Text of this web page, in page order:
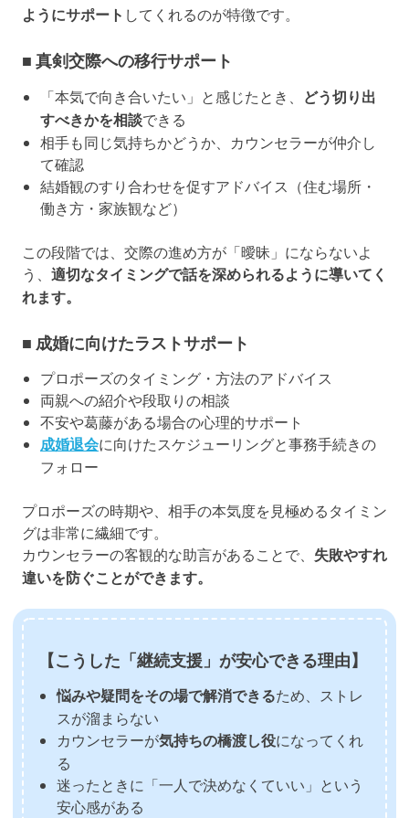
ようにサポート してくれるのが特徴です。
■ 真剣交際への移行サポート
「本気で向き合いたい」と感じたとき、 どう切り出
すべきかを相談できる
相手も同じ気持ちかどうか、カウンセラーが仲介し
て確認
結婚観のすり合わせを促すアドバイス（住む場所・
働き方・家族観など）
この段階では、交際の進め方が「曖昧」にならないよ
う、 適切なタイミングで話を深められるように導いてく
れます。
■ 成婚に向けたラストサポート
プロポーズのタイミング・方法のアドバイス
両親への紹介や段取りの相談
不安や葛藤がある場合の心理的サポート
成婚退会に向けたスケジューリングと事務手続きの
フォロー
プロポーズの時期や、相手の本気度を見極めるタイミン
グは非常に繊細です。
カウンセラーの客観的な助言があることで、 失敗やすれ
違いを防ぐことができます。
【こうした「継続支援」が安心できる理由】
悩みや疑問をその場で解消できるため、ストレ
スが溜まらない
カウンセラーが気持ちの橋渡し役になってくれ
る
迷ったときに「一人で決めなくていい」という
安心感がある